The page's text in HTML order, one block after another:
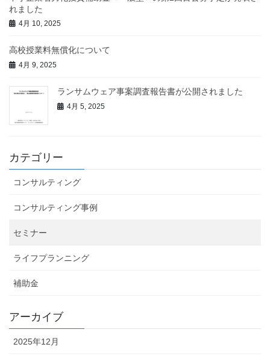
れました
4月 10, 2025
高校授業料無償化について
4月 9, 2025
ランサムウェア事案調査報告書が公開されました
4月 5, 2025
カテゴリー
コンサルティング
コンサルティング事例
セミナー
ライフプランニング
補助金
アーカイブ
2025年12月